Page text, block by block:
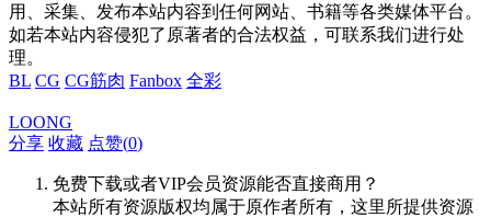
用、采集、发布本站内容到任何网站、书籍等各类媒体平台。
如若本站内容侵犯了原著者的合法权益，可联系我们进行处
理。
BL CG CG筋肉 Fanbox 全彩
LOONG
分享 收藏 点赞(0)
免费下载或者VIP会员资源能否直接商用？
本站所有资源版权均属于原作者所有，这里所提供资源